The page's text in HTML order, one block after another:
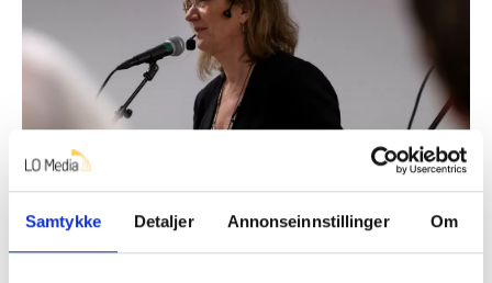
Samtykke Detaljer Annonseinnstillinger Om
SKROTE: Anne Britt Djuve ved OsloMet mener forslaget bør